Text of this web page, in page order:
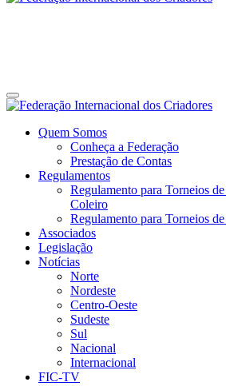
Site da Federação Internacional dos
Quem Somos
Conheça a Federação
Prestação de Contas
Regulamentos
Regulamento para Torneios
Coleiro
Regulamento para Torneios
Associados
Legislação
Notícias
Norte
Nordeste
Centro-Oeste
Sudeste
Sul
Nacional
Internacional
FIC-TV